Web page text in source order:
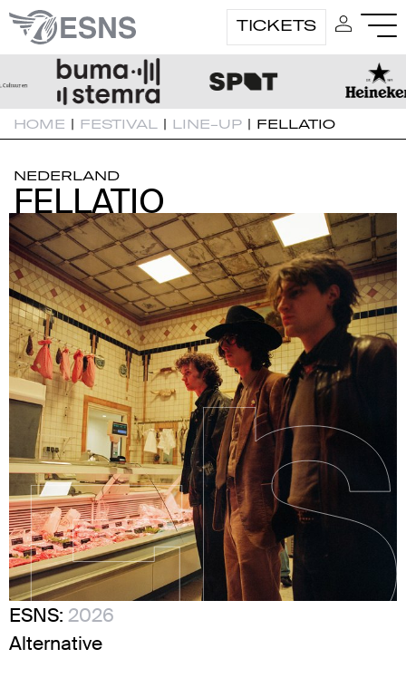
TICKETS
HOME | FESTIVAL | LINE-UP | FELLATIO
NEDERLAND
FELLATIO
FELLATIO
ESNS: 2026
Alternative